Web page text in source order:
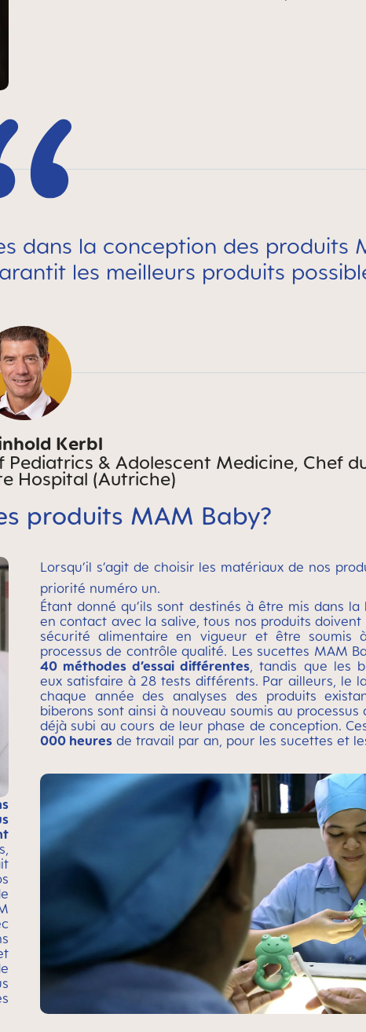
dans la conception des produits
les meilleurs produits
Kerbl
& Adolescent Medicine, Chef
Hospital (Autriche)
produits MAM Baby?
Lorsqu’il s’agit de choisir les matériaux de nos
priorité numéro un.
Étant donné qu’ils sont destinés à être mis dans
en contact avec la salive, tous nos produits
sécurité alimentaire en vigueur et être soumis
processus de contrôle qualité. Les sucettes MAM
40 méthodes d’essai différentes, tandis que les
eux satisfaire à 28 tests différents. Par ailleurs, le
chaque année des analyses des produits
biberons sont ainsi à nouveau soumis au processus
déjà subi au cours de leur phase de conception.
000 heures de travail par an, pour les sucettes et